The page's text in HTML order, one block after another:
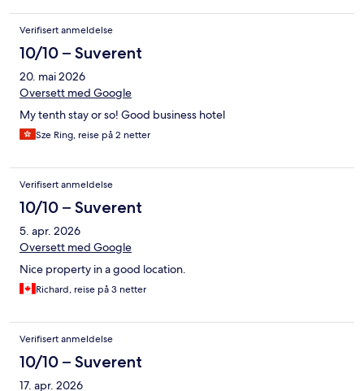
Verifisert anmeldelse
10/10 – Suverent
20. mai 2026
Oversett med Google
My tenth stay or so! Good business hotel
Sze Ring, reise på 2 netter
Verifisert anmeldelse
10/10 – Suverent
5. apr. 2026
Oversett med Google
Nice property in a good location.
Richard, reise på 3 netter
Verifisert anmeldelse
10/10 – Suverent
17. apr. 2026